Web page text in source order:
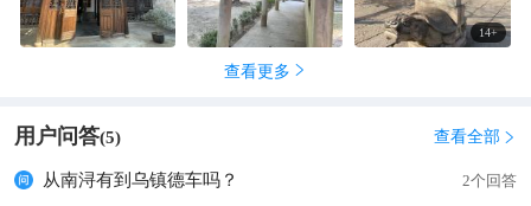
论是清晨的第一缕阳光洒在河面上，还是傍晚的夕阳余晖映照古
建筑，都能拍出令人惊艳的照片。 如果你喜欢历史文化、江南
水乡风光和摄影创作，那么百间楼绝对值得一去。
14+
查看更多 
用户问答(5) 查看全部 
从南浔有到乌镇德车吗？ 2个回答